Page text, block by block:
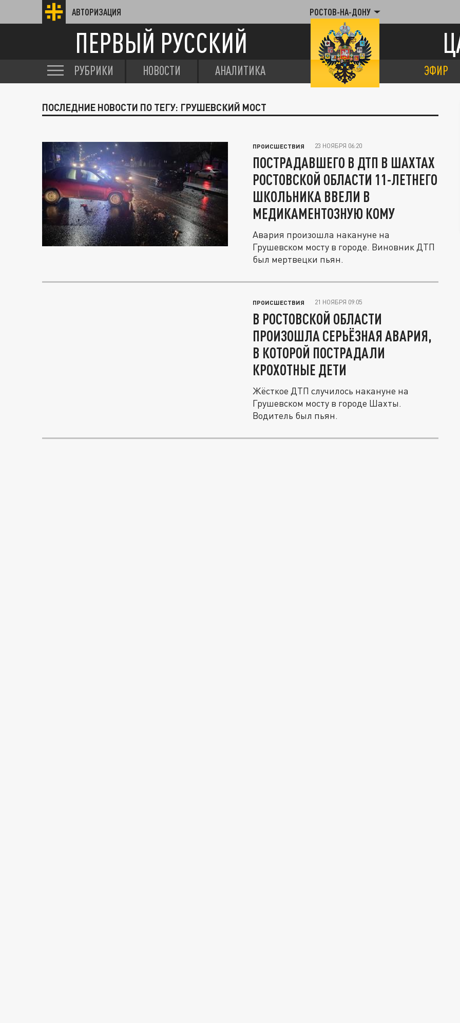
АВТОРИЗАЦИЯ РОСТОВ-НА-ДОНУ
ПЕРВЫЙ РУССКИЙ
РУБРИКИ НОВОСТИ АНАЛИТИКА ЭФИР
ПОСЛЕДНИЕ НОВОСТИ ПО ТЕГУ: ГРУШЕВСКИЙ МОСТ
ПРОИСШЕСТВИЯ 23 НОЯБРЯ 06:20
ПОСТРАДАВШЕГО В ДТП В ШАХТАХ
РОСТОВСКОЙ ОБЛАСТИ 11-ЛЕТНЕГО
ШКОЛЬНИКА ВВЕЛИ В
МЕДИКАМЕНТОЗНУЮ КОМУ
Авария произошла накануне на
Грушевском мосту в городе. Виновник ДТП
был мертвецки пьян.
ПРОИСШЕСТВИЯ 21 НОЯБРЯ 09:05
В РОСТОВСКОЙ ОБЛАСТИ
ПРОИЗОШЛА СЕРЬЁЗНАЯ АВАРИЯ,
В КОТОРОЙ ПОСТРАДАЛИ
КРОХОТНЫЕ ДЕТИ
Жёсткое ДТП случилось накануне на
Грушевском мосту в городе Шахты.
Водитель был пьян.